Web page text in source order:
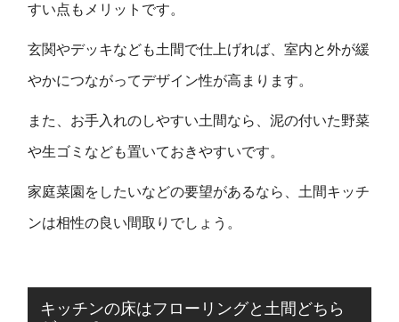
すい点もメリットです。
玄関やデッキなども土間で仕上げれば、室内と外が緩
やかにつながってデザイン性が高まります。
また、お手入れのしやすい土間なら、泥の付いた野菜
や生ゴミなども置いておきやすいです。
家庭菜園をしたいなどの要望があるなら、土間キッチ
ンは相性の良い間取りでしょう。
キッチンの床はフローリングと土間どちら